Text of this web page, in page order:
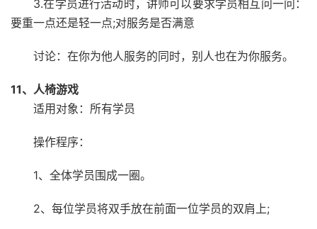
3.在学员进行活动时，讲师可以要求学员相互问一问：
要重一点还是轻一点;对服务是否满意
讨论：在你为他人服务的同时，别人也在为你服务。
11、人椅游戏
适用对象：所有学员
操作程序：
1、全体学员围成一圈。
2、每位学员将双手放在前面一位学员的双肩上;